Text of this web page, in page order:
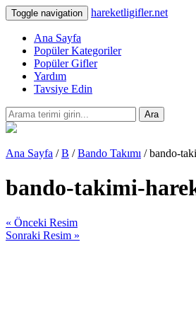
Toggle navigation hareketligifler.net
Ana Sayfa
Popüler Kategoriler
Popüler Gifler
Yardım
Tavsiye Edin
Ara
Ana Sayfa /B /Bando Takımı / bando-
bando-takimi-
« Önceki Resim
Sonraki Resim »